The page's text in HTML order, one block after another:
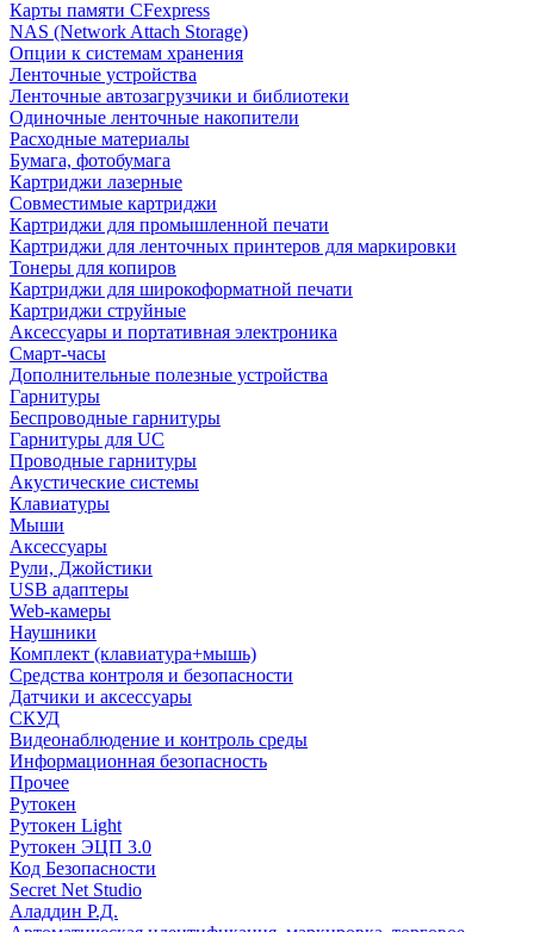
Карты памяти CFexpress
NAS (Network Attach Storage)
Опции к системам хранения
Ленточные устройства
Ленточные автозагрузчики и библиотеки
Одиночные ленточные накопители
Расходные материалы
Бумага, фотобумага
Картриджи лазерные
Совместимые картриджи
Картриджи для промышленной печати
Картриджи для ленточных принтеров для маркировки
Тонеры для копиров
Картриджи для широкоформатной печати
Картриджи струйные
Аксессуары и портативная электроника
Смарт-часы
Дополнительные полезные устройства
Гарнитуры
Беспроводные гарнитуры
Гарнитуры для UC
Проводные гарнитуры
Акустические системы
Клавиатуры
Мыши
Аксессуары
Рули, Джойстики
USB адаптеры
Web-камеры
Наушники
Комплект (клавиатура+мышь)
Средства контроля и безопасности
Датчики и аксессуары
СКУД
Видеонаблюдение и контроль среды
Информационная безопасность
Прочее
Рутокен
Рутокен Light
Рутокен ЭЦП 3.0
Код Безопасности
Secret Net Studio
Аладдин Р.Д.